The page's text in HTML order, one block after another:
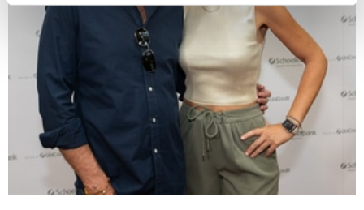
bestimmten Merkmalen (Fingerprinting) identifizieren
Erfahren Sie mehr darüber, wie Ihre persönlichen Daten
verarbeitet werden, und legen Sie Ihre Präferenzen im
Abschnitt Einzelheiten
fest.
Wir verwenden Cookies, um Inhalte und Anzeigen zu
personalisieren, Funktionen für soziale Medien anbieten
zu können und die Zugriffe auf unsere Website zu
analysieren. Außerdem geben wir Informationen zu Ihrer
Verwendung unserer Website an unsere Partner für